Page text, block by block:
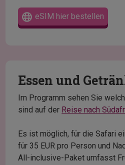
eSIM hier bestellen
Essen und
Im Programm sehen Sie
sind auf der Reise nach
Es ist möglich, für die Safari
für 35 EUR pro Person und
All-inclusive-Paket umfasst